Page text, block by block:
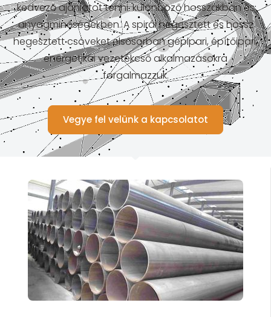
kedvező ajánlatot tenni. különböző hosszakban és
anyagminőségekben. A spirál hegesztett és hossz
hegesztett csöveket elsősorban gépipari, építőipari,
energetikai vezetékcső alkalmazásokra
forgalmazzuk.
Vegye fel velünk a kapcsolatot